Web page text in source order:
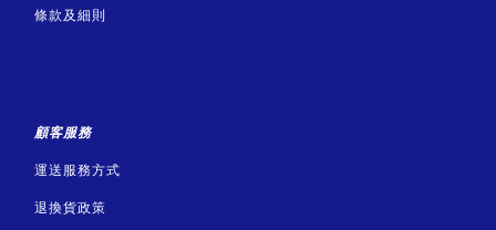
條款及細則
顧客服務
運送服務方式
退換貨政策